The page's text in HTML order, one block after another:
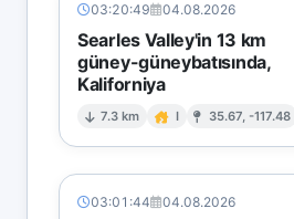
03:20:49 04.08.2026
Searles Valley'in 13 km
güney-güneybatısında,
Kaliforniya
7.3 km I 35.67, -117.48
03:01:44 04.08.2026